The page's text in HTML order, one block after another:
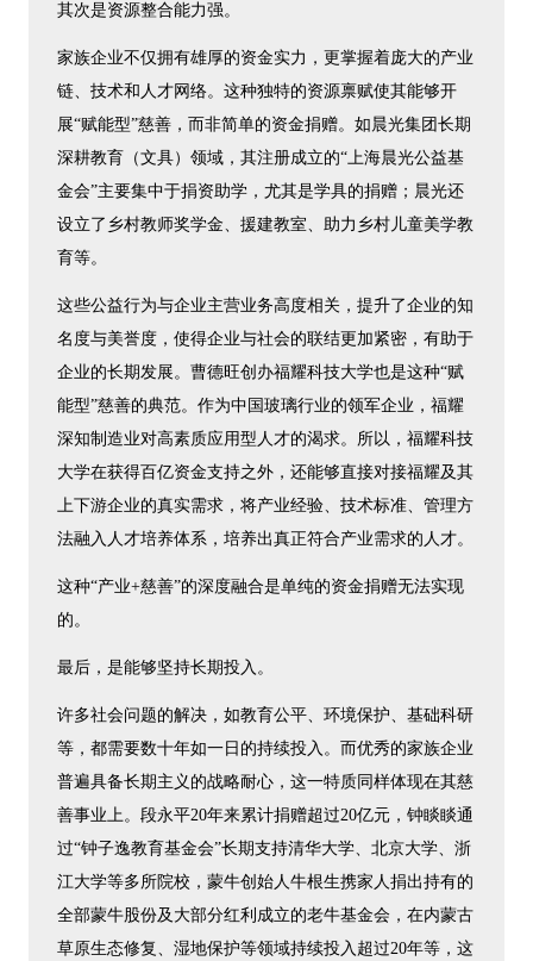
其次是资源整合能力强。
家族企业不仅拥有雄厚的资金实力，更掌握着庞大的产业
链、技术和人才网络。这种独特的资源禀赋使其能够开
展“赋能型”慈善，而非简单的资金捐赠。如晨光集团长期
深耕教育（文具）领域，其注册成立的“上海晨光公益基
金会”主要集中于捐资助学，尤其是学具的捐赠；晨光还
设立了乡村教师奖学金、援建教室、助力乡村儿童美学教
育等。
这些公益行为与企业主营业务高度相关，提升了企业的知
名度与美誉度，使得企业与社会的联结更加紧密，有助于
企业的长期发展。曹德旺创办福耀科技大学也是这种“赋
能型”慈善的典范。作为中国玻璃行业的领军企业，福耀
深知制造业对高素质应用型人才的渴求。所以，福耀科技
大学在获得百亿资金支持之外，还能够直接对接福耀及其
上下游企业的真实需求，将产业经验、技术标准、管理方
法融入人才培养体系，培养出真正符合产业需求的人才。
这种“产业+慈善”的深度融合是单纯的资金捐赠无法实现
的。
最后，是能够坚持长期投入。
许多社会问题的解决，如教育公平、环境保护、基础科研
等，都需要数十年如一日的持续投入。而优秀的家族企业
普遍具备长期主义的战略耐心，这一特质同样体现在其慈
善事业上。段永平20年来累计捐赠超过20亿元，钟睒睒通
过“钟子逸教育基金会”长期支持清华大学、北京大学、浙
江大学等多所院校，蒙牛创始人牛根生携家人捐出持有的
全部蒙牛股份及大部分红利成立的老牛基金会，在内蒙古
草原生态修复、湿地保护等领域持续投入超过20年等，这